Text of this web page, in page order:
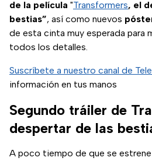
de la película "Transformers, el
bestias”, así como nuevos
de esta cinta muy esperada para
todos los detalles.
Suscríbete a nuestro canal de
información en tus manos
Segundo tráiler de
despertar de las
A poco tiempo de que se estrene